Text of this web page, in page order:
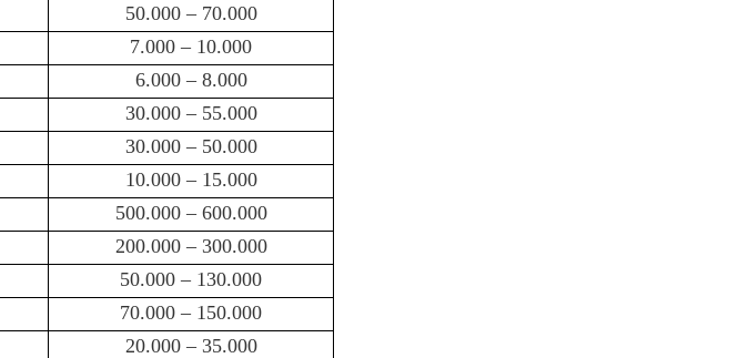
50.000 – 70.000
7.000 – 10.000
6.000 – 8.000
30.000 – 55.000
30.000 – 50.000
10.000 – 15.000
500.000 – 600.000
200.000 – 300.000
50.000 – 130.000
70.000 – 150.000
20.000 – 35.000